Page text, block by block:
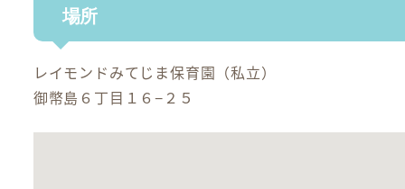
場所
レイモンドみてじま保育園（私立）
御幣島６丁目１６−２５